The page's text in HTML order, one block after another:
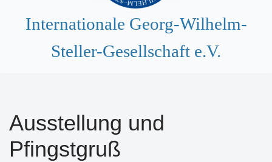
Internationale Georg-Wilhelm-
Steller-Gesellschaft e.V.
Ausstellung und
Pfingstgruß